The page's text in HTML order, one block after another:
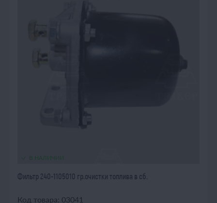
В НАЛИЧИИ
Фильтр 240-1105010 гр.очистки топлива в сб.
Код товара: 03041